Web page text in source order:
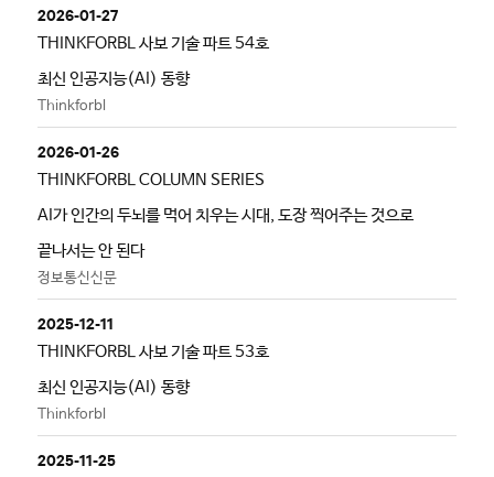
2026-01-27
THINKFORBL 사보 기술 파트 54호
최신 인공지능(AI) 동향
Thinkforbl
2026-01-26
THINKFORBL COLUMN SERIES
AI가 인간의 두뇌를 먹어 치우는 시대, 도장 찍어주는 것으로
끝나서는 안 된다
정보통신신문
2025-12-11
THINKFORBL 사보 기술 파트 53호
최신 인공지능(AI) 동향
Thinkforbl
2025-11-25